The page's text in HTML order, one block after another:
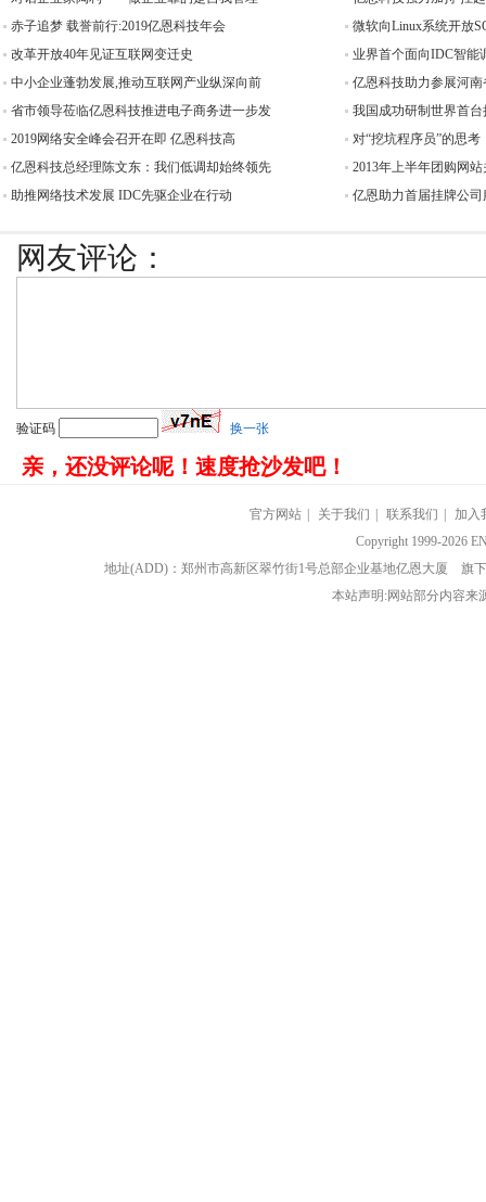
赤子追梦 载誉前行:2019亿恩科技年会
改革开放40年见证互联网变迁史
中小企业蓬勃发展,推动互联网产业纵深向前
省市领导莅临亿恩科技推进电子商务进一步发
2019网络安全峰会召开在即 亿恩科技高
亿恩科技总经理陈文东：我们低调却始终领先
助推网络技术发展 IDC先驱企业在行动
微软向Linux系统开放
业界首个面向IDC智能
亿恩科技助力参展河
我国成功研制世界首
对“挖坑程序员”的思考
2013年上半年团购网站
亿恩助力首届挂牌公司
网友评论：
验证码 换一张
亲，还没评论呢！速度抢沙发吧！
官方网站 关于我们 联系我们
加入
Copyright 1999-2026
地址(ADD)：郑州市高新区翠竹街1号总部企业基地亿恩大厦 旗
本站声明:网站部分内容来